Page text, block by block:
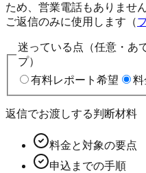
ため、営業電話もありませ
ご返信のみに使用します（
迷っている点（任意・あ
プ）
有料レポート希望
料
返信でお渡しする判断材料
料金と対象の要点
申込までの手順